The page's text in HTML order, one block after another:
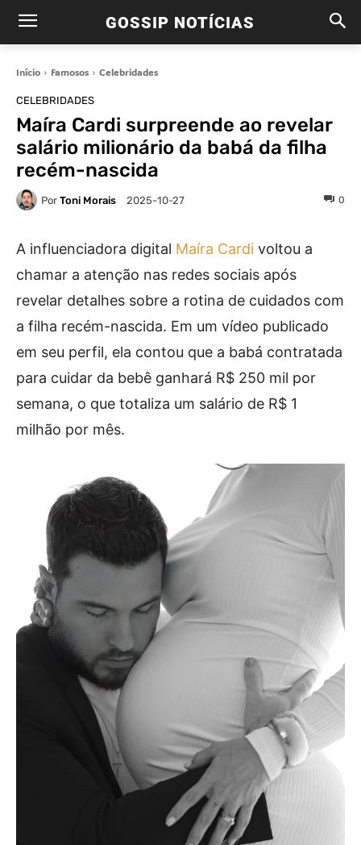
GOSSIP NOTÍCIAS
Início Famosos Celebridades
CELEBRIDADES
Maíra Cardi surpreende ao revelar
salário milionário da babá da filha
recém-nascida
Por Toni Morais 2025-10-27 0
A influenciadora digital Maíra Cardi voltou a
chamar a atenção nas redes sociais após
revelar detalhes sobre a rotina de cuidados com
a filha recém-nascida. Em um vídeo publicado
em seu perfil, ela contou que a babá contratada
para cuidar da bebê ganhará R$ 250 mil por
semana, o que totaliza um salário de R$ 1
milhão por mês.